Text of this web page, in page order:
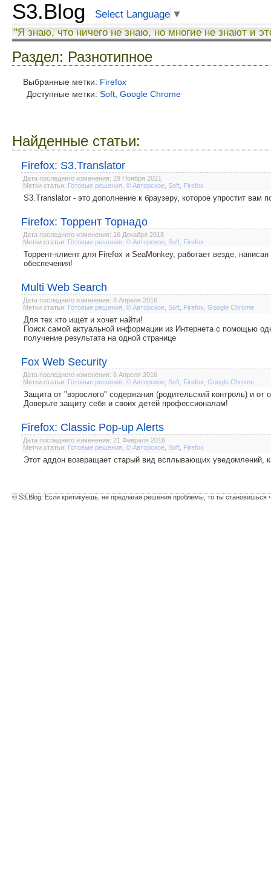
S3.Blog Select Language ▼
"Я знаю, что ничего не знаю, но многие не знают и
Раздел: Разнотипное
Выбранные метки: Firefox
Доступные метки: Soft Google Chrome
Найденные статьи:
Firefox: S3.Translator
Дата последнего изменения: 29 Ноября 2021
Метки статьи: Готовые решения © Авторское Soft Firefox
S3.Translator - это дополнение к браузеру, которое упростит вам
Firefox: Торрент Торнадо
Дата последнего изменения: 16 Декабря 2018
Метки статьи: Готовые решения © Авторское Soft Firefox
Торрент-клиент для Firefox и SeaMonkey, работает везде,
обеспечения!
Multi Web Search
Дата последнего изменения: 8 Апреля 2016
Метки статьи: Готовые решения © Авторское Soft Firefox Google Chrome
Для тех кто ищет и хочет найти!
Поиск самой актуальной информации из Интернета с помощью
получение результата на одной странице
Fox Web Security
Дата последнего изменения: 6 Апреля 2016
Метки статьи: Готовые решения © Авторское Soft Firefox Google Chrome
Защита от "взрослого" содержания (родительский контроль) и от
Доверьте защиту себя и своих детей профессионалам!
Firefox: Classic Pop-up Alerts
Дата последнего изменения: 21 Февраля 2016
Метки статьи: Готовые решения © Авторское Soft Firefox
Этот аддон возвращает старый вид всплывающих уведомлений,
© S3.Blog: Если критикуешь, не предлагая решения проблемы, то ты становишься